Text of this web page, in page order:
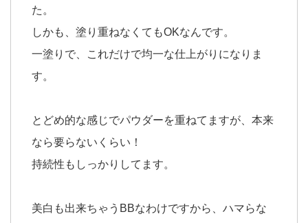
た。
しかも、塗り重ねなくてもOKなんです。
一塗りで、これだけで均一な仕上がりになりま
す。
とどめ的な感じでパウダーを重ねてますが、本来
なら要らないくらい！
持続性もしっかりしてます。
美白も出来ちゃうBBなわけですから、ハマらな